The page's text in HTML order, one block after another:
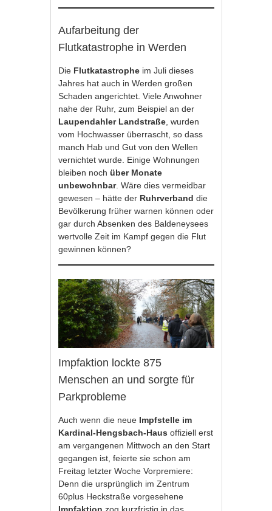
Aufarbeitung der
Flutkatastrophe in Werden
Die Flutkatastrophe im Juli dieses
Jahres hat auch in Werden großen
Schaden angerichtet. Viele Anwohner
nahe der Ruhr, zum Beispiel an der
Laupendahler Landstraße , wurden
vom Hochwasser überrascht, so dass
manch Hab und Gut von den Wellen
vernichtet wurde. Einige Wohnungen
bleiben nochüber Monate
unbewohnbar. Wäre dies vermeidbar
gewesen – hätte der Ruhrverbanddie
Bevölkerung früher warnen können oder
gar durch Absenken des Baldeneysees
wertvolle Zeit im Kampf gegen die Flut
gewinnen können?
Impfaktion lockte 875
Menschen an und sorgte für
Parkprobleme
Auch wenn die neue Impfstelle im
Kardinal-Hengsbach-Haus offiziell erst
am vergangenen Mittwoch an den Start
gegangen ist, feierte sie schon am
Freitag letzter Woche Vorpremiere:
Denn die ursprünglich im Zentrum
60plus Heckstraße vorgesehene
Impfaktionzog kurzfristig in das